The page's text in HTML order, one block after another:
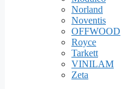
Norland
Noventis
OFFWOOD
Royce
Tarkett
VINILAM
Zeta